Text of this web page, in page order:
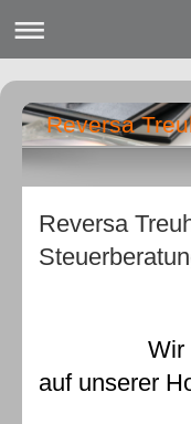
Reversa
Reversa
Wir
auf unserer